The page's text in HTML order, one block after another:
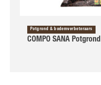
Potgrond & bodemverbeteraars
COMPO SANA